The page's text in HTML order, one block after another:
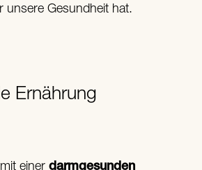
unsere Gesundheit hat.
Ernährung
einerdarmgesunden